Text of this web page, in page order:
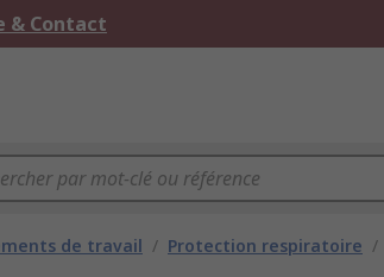
& Contact
de travail / Protection respiratoire /